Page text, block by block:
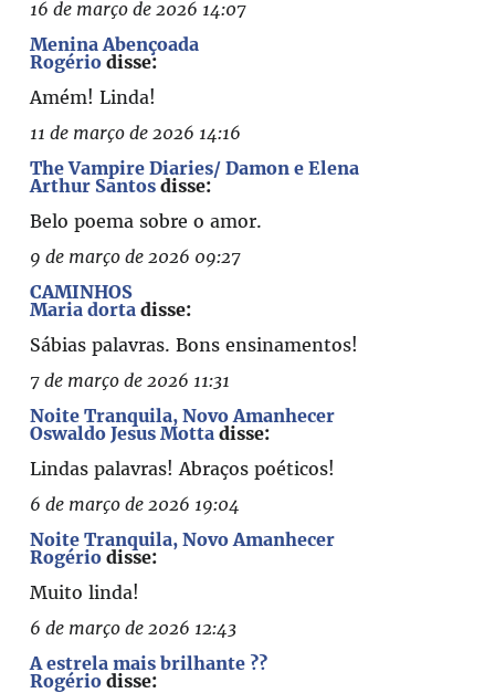
16 de março de 2026 14:07
Menina Abençoada
Rogério disse:
Amém! Linda!
11 de março de 2026 14:16
The Vampire Diaries/ Damon e Elena
Arthur Santos disse:
Belo poema sobre o amor.
9 de março de 2026 09:27
CAMINHOS
Maria dorta disse:
Sábias palavras. Bons ensinamentos!
7 de março de 2026 11:31
Noite Tranquila, Novo Amanhecer
Oswaldo Jesus Motta disse:
Lindas palavras! Abraços poéticos!
6 de março de 2026 19:04
Noite Tranquila, Novo Amanhecer
Rogério disse:
Muito linda!
6 de março de 2026 12:43
A estrela mais brilhante ??
Rogério disse: